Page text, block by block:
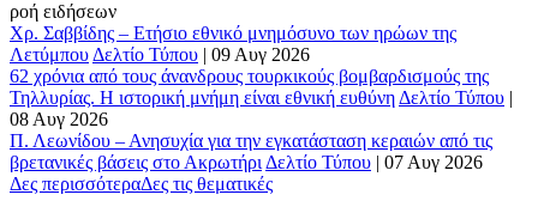
ροή ειδήσεων
Χρ. Σαββίδης – Ετήσιο εθνικό μνημόσυνο των ηρώων της
Λετύμπου Δελτίο Τύπου | 09 Αυγ 2026
62 χρόνια από τους άνανδρους τουρκικούς βομβαρδισμούς της
Τηλλυρίας. Η ιστορική μνήμη είναι εθνική ευθύνη Δελτίο Τύπου |
08 Αυγ 2026
Π. Λεωνίδου – Ανησυχία για την εγκατάσταση κεραιών από τις
βρετανικές βάσεις στο Ακρωτήρι Δελτίο Τύπου | 07 Αυγ 2026
Δες περισσότεραΔες τις θεματικές